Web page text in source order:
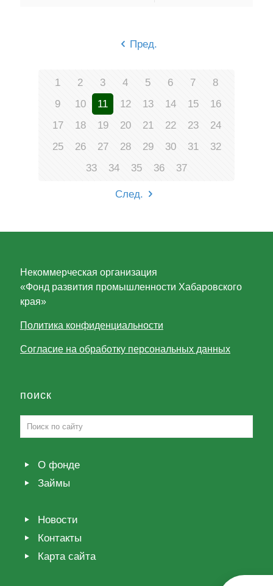
Пред.
1 2 3 4 5 6 7
8
9
10 11 12 13 14 15
16
17
18 19 20 21 22 23
24
25
26 27 28 29 30 31
32
33
34 35 36 37
След.
Некоммерческая организация
«Фонд развития промышленности Хабаровского
края»
Политика конфиденциальности
Согласие на обработку персональных данных
поиск
О фонде
Займы
Новости
Контакты
Карта сайта